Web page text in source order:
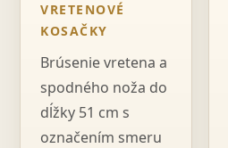
VRETENOVÉ
KOSAČKY
Brúsenie vretena a
spodného noža do
dĺžky 51 cm s
označením smeru